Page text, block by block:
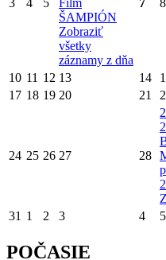
3 4 5
Film
ŠAMPIÓN
Zobraziť
všetky
záznamy z dňa
7 8
10 11 12 13 14
17 18 19 20 21
24 25 26 27 28
2
31 1 2 3 4 5
POČASIE